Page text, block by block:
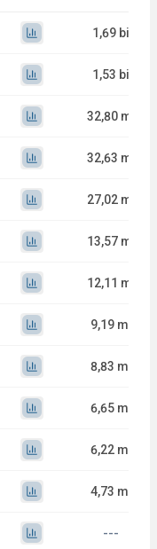
1,69 bi
1,53 bi
32,80 mi
32,63 mi
27,02 mi
13,57 mi
12,11 mi
9,19 mi
8,83 mi
6,65 mi
6,22 mi
4,73 mi
---